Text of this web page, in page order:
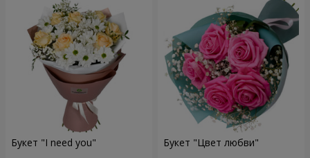
Букет "I need you" Букет "Цвет любви"